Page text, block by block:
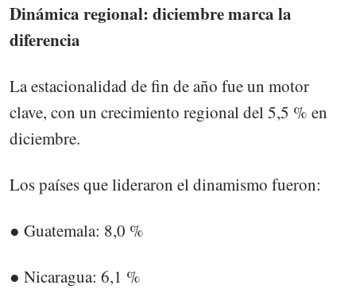
Dinámica regional: diciembre marca la
diferencia
La estacionalidad de fin de año fue un motor
clave, con un crecimiento regional del 5,5 % en
diciembre.
Los países que lideraron el dinamismo fueron:
● Guatemala: 8,0 %
● Nicaragua: 6,1 %